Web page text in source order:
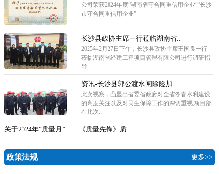
公司荣获2024年度“湖南省守合同重信用企业”“长沙
市守合同重信用企业”
长沙县政协主席一行莅临湖南省..
2025年2月27日下午，长沙县政协主席王国良一行
莅临湖南省经建工程项目管理有限公司进行调研指
导..
资讯-长沙县郭公渡水闸除险加..
此次视察，凸显出省委省政府对全省冬春水利建设
的高度关注以及对民生保障工作的深切重视,项目部
在此次..
关于2024年“质量月”——《质量先锋》质..
政策法规 更多>>